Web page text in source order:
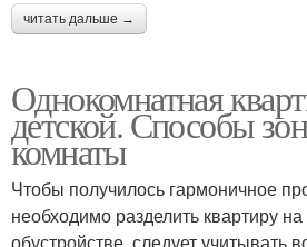
читать дальше →
Однокомнатная
детской. Способы
комнаты
Чтобы получилось гармоничное
необходимо разделить квартиру